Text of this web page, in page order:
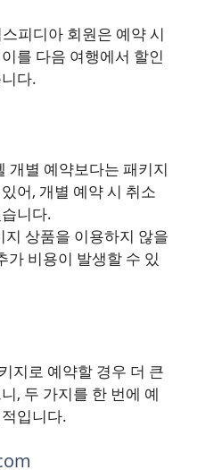
피디아 회원은 예약 시
를 다음 여행에서 할인
다.
개별 예약보다는 패키지
어, 개별 예약 시 취소
니다.
지 상품을 이용하지 않을
가 비용이 발생할 수 있
지로 예약할 경우 더 큰
, 두 가지를 한 번에 예
입니다.